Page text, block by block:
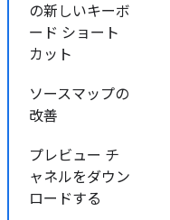
の新しいキーボ
ード ショート
カット
ソースマップの
改善
プレビュー チ
ャネルをダウン
ロードする